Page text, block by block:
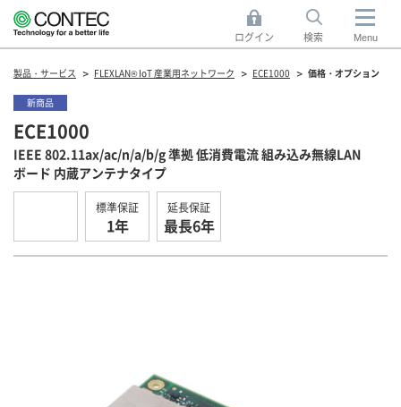
ログイン 検索 Menu
製品・サービス FLEXLAN® IoT 産業用ネットワーク ECE1000 価格・オプション
ECE1000
IEEE 802.11ax/ac/n/a/b/g 準拠 低消費電流 組み込み無線LAN
ボード 内蔵アンテナタイプ
新商品
標準保証
1年
延長保証
最長6年